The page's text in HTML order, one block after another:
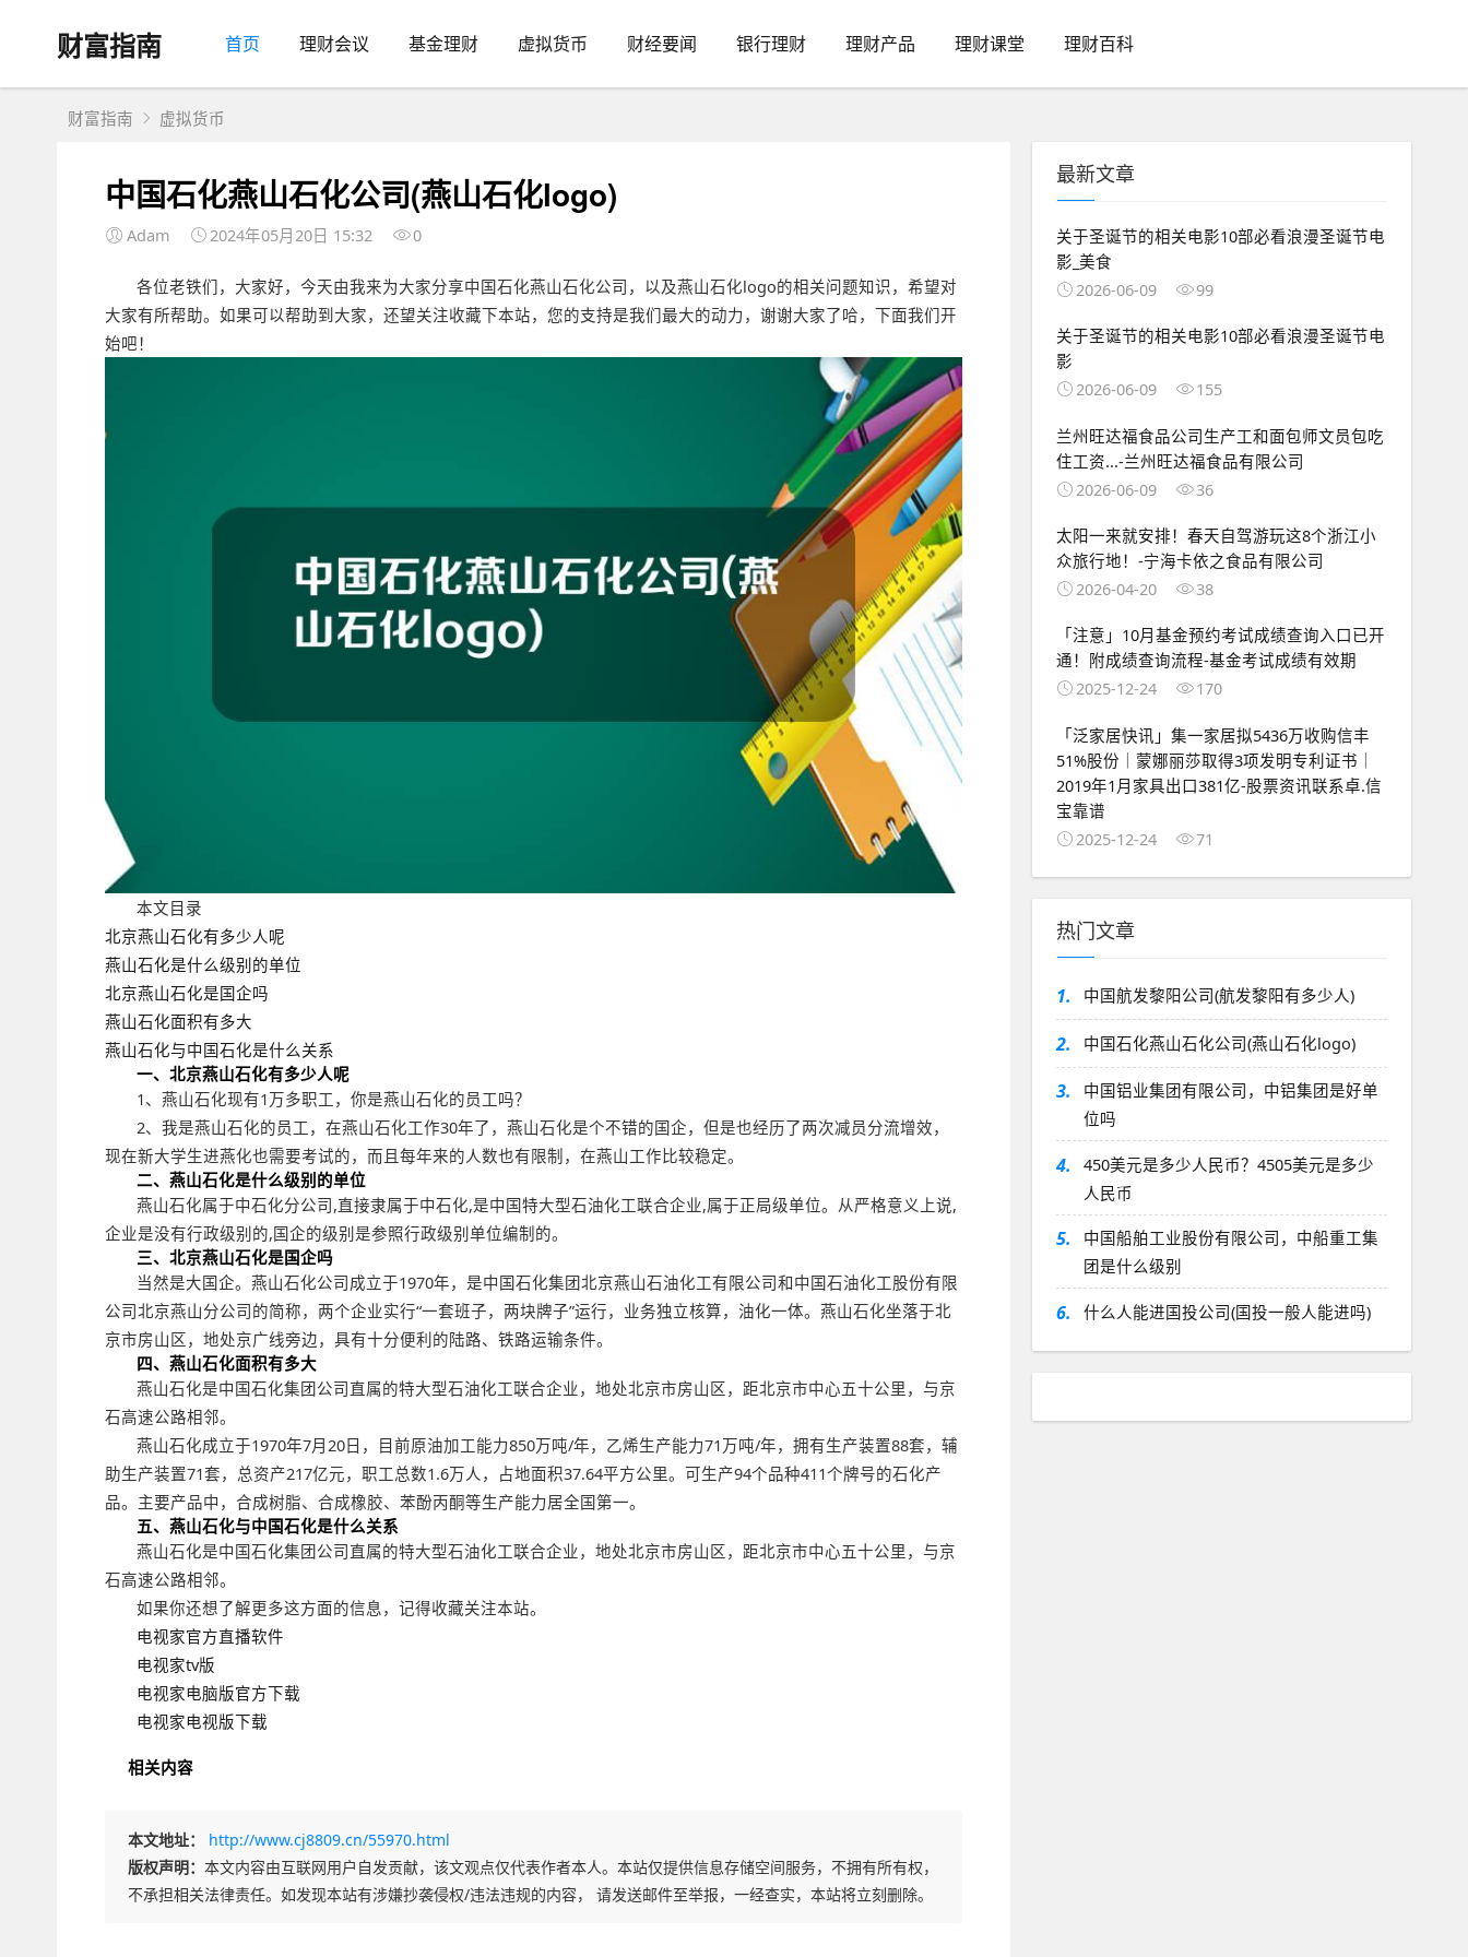
财富指南 首页 理财会议 基金理财 虚拟货币 财经要闻 银行理财 理财产品 理财课堂 理财百科
财富指南 虚拟货币
中国石化燕山石化公司(燕山石化logo)
Adam 2024年05月20日 15:32 0
各位老铁们，大家好，今天由我来为大家分享中国石化燕山石化公司，以及燕山石化logo的相关问题知识，希望对
大家有所帮助。如果可以帮助到大家，还望关注收藏下本站，您的支持是我们最大的动力，谢谢大家了哈，下面我们开
始吧！
本文目录
北京燕山石化有多少人呢
燕山石化是什么级别的单位
北京燕山石化是国企吗
燕山石化面积有多大
燕山石化与中国石化是什么关系
一、北京燕山石化有多少人呢
1、燕山石化现有1万多职工，你是燕山石化的员工吗？
2、我是燕山石化的员工，在燕山石化工作30年了，燕山石化是个不错的国企，但是也经历了两次减员分流增效，
现在新大学生进燕化也需要考试的，而且每年来的人数也有限制，在燕山工作比较稳定。
二、燕山石化是什么级别的单位
燕山石化属于中石化分公司,直接隶属于中石化,是中国特大型石油化工联合企业,属于正局级单位。从严格意义上说,
企业是没有行政级别的,国企的级别是参照行政级别单位编制的。
三、北京燕山石化是国企吗
当然是大国企。燕山石化公司成立于1970年，是中国石化集团北京燕山石油化工有限公司和中国石油化工股份有限
公司北京燕山分公司的简称，两个企业实行“一套班子，两块牌子”运行，业务独立核算，油化一体。燕山石化坐落于北
京市房山区，地处京广线旁边，具有十分便利的陆路、铁路运输条件。
四、燕山石化面积有多大
燕山石化是中国石化集团公司直属的特大型石油化工联合企业，地处北京市房山区，距北京市中心五十公里，与京
石高速公路相邻。
燕山石化成立于1970年7月20日，目前原油加工能力850万吨/年，乙烯生产能力71万吨/年，拥有生产装置88套，辅
助生产装置71套，总资产217亿元，职工总数1.6万人，占地面积37.64平方公里。可生产94个品种411个牌号的石化产
品。主要产品中，合成树脂、合成橡胶、苯酚丙酮等生产能力居全国第一。
五、燕山石化与中国石化是什么关系
燕山石化是中国石化集团公司直属的特大型石油化工联合企业，地处北京市房山区，距北京市中心五十公里，与京
石高速公路相邻。
如果你还想了解更多这方面的信息，记得收藏关注本站。
电视家官方直播软件
电视家tv版
电视家电脑版官方下载
电视家电视版下载
相关内容
本文地址：
http://www.cj8809.cn/55970.html
版权声明： 本文内容由互联网用户自发贡献，该文观点仅代表作者本人。本站仅提供信息存储空间服务，不拥有所有权，
不承担相关法律责任。如发现本站有涉嫌抄袭侵权/违法违规的内容， 请发送邮件至举报，一经查实，本站将立刻删除。
最新文章
关于圣诞节的相关电影10部必看浪漫圣诞节电
影_美食
2026-06-09
99
关于圣诞节的相关电影10部必看浪漫圣诞节电
影
2026-06-09
155
兰州旺达福食品公司生产工和面包师文员包吃
住工资...-兰州旺达福食品有限公司
2026-06-09
36
太阳一来就安排！春天自驾游玩这8个浙江小
众旅行地！-宁海卡依之食品有限公司
2026-04-20
38
「注意」10月基金预约考试成绩查询入口已开
通！附成绩查询流程-基金考试成绩有效期
2025-12-24
170
「泛家居快讯」集一家居拟5436万收购信丰
51%股份｜蒙娜丽莎取得3项发明专利证书｜
2019年1月家具出口381亿-股票资讯联系卓.信
宝靠谱
2025-12-24
71
热门文章
1. 中国航发黎阳公司(航发黎阳有多少人)
2. 中国石化燕山石化公司(燕山石化logo)
3.
中国铝业集团有限公司，中铝集团是好单
位吗
4.
450美元是多少人民币？4505美元是多少
人民币
5.
中国船舶工业股份有限公司，中船重工集
团是什么级别
6. 什么人能进国投公司(国投一般人能进吗)